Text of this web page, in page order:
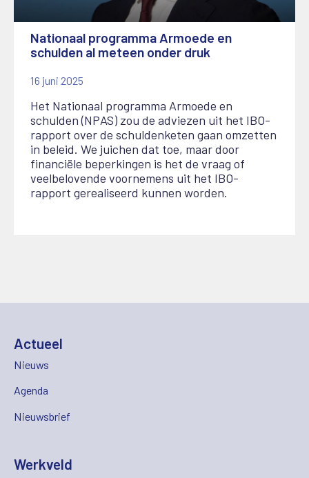
Nationaal programma Armoede en
schulden al meteen onder druk
16 juni 2025
Het Nationaal programma Armoede en
schulden (NPAS) zou de adviezen uit het IBO-
rapport over de schuldenketen gaan omzetten
in beleid. We juichen dat toe, maar door
financiële beperkingen is het de vraag of
veelbelovende voornemens uit het IBO-
rapport gerealiseerd kunnen worden.
Actueel
Nieuws
Agenda
Nieuwsbrief
Werkveld